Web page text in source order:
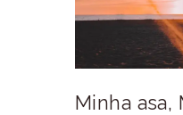
Minha asa,